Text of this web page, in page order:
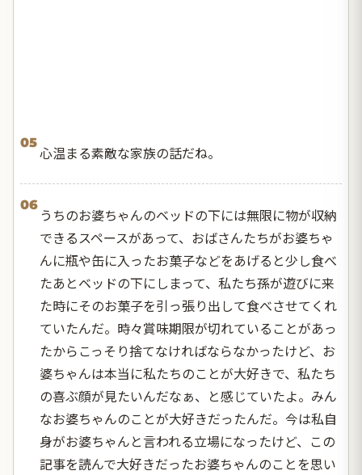
05
心温まる素敵な家族の話だね。
06
うちのお婆ちゃんのベッドの下には無限に物が収納
できるスペースがあって、おばさんたちがお婆ちゃ
んに瓶や缶に入ったお菓子などをあげると少し食べ
たあとベッドの下にしまって、私たち孫が遊びに来
た時にそのお菓子を引っ張り出して食べさせてくれ
ていたんだ。時々賞味期限が切れていることがあっ
たからこっそり捨てなければならなかったけど、お
婆ちゃんは本当に私たちのことが大好きで、私たち
の喜ぶ顔が見たいんだなぁ、と感じていたよ。みん
なお婆ちゃんのことが大好きだったんだ。今は私自
身がお婆ちゃんと言われる立場になったけど、この
記事を読んで大好きだったお婆ちゃんのことを思い